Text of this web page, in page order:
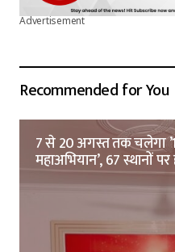
Advertisement
Recommended for You
7 से 20 अगस्त तक चलेगा
महाअभियान’, 67 स्थानों